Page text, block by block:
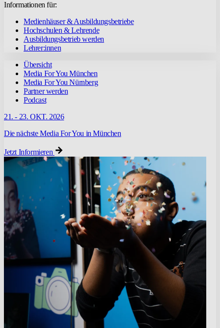
Informationen für:
Medienhäuser & Ausbildungsbetriebe
Hochschulen & Lehrende
Ausbildungsbetrieb werden
Lehrer:innen
Übersicht
Media For You München
Media For You Nürnberg
Partner werden
Podcast
21. - 23. OKT. 2026
Die nächste Media For You in München
Jetzt Informieren